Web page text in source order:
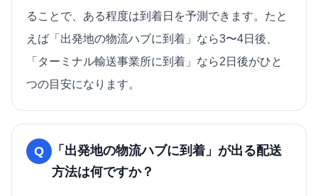
ることで、ある程度は到着日を予測できます。たと
えば「出発地の物流ハブに到着」なら3〜4日後、
「ターミナル輸送事業所に到着」なら2日後がひと
つの目安になります。
Q
「出発地の物流ハブに到着」が出る配送
方法は何ですか？